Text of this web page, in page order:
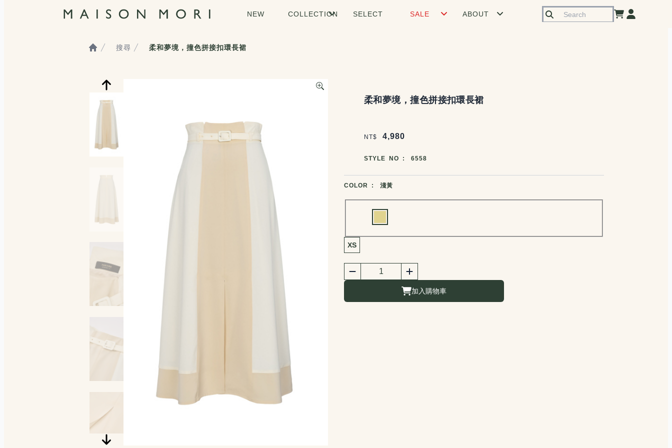
NEW COLLECTION SELECT SALE ABOUT
Home
搜尋 柔和夢境，撞色拼接扣環長裙
服飾照片觀看
柔和夢境，撞色拼接扣環長裙
NT$ 4,980
商品編號
STYLE NO : 6558
商品顏色選擇
COLOR : 淺黃
Choose a color
商品尺寸選擇
XS
商品購買數量
加入購物車